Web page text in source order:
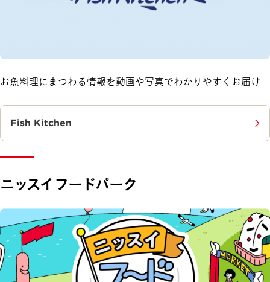
お魚料理にまつわる情報を動画や写真でわかりやすくお届け​
Fish Kitchen
ニッスイフードパーク